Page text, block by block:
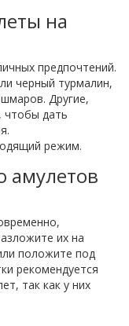
на
предпочтений.
черный турмалин,
Другие,
чтобы дать
режим.
амулетов
их на
положите под
рекомендуется
так как у них